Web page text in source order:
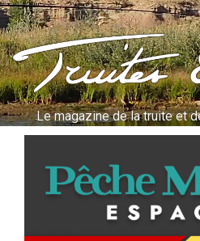
Aller
au
contenu
principalTruites &
Le magazine de la truite et